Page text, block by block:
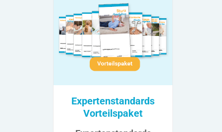
Expertenstandards
Vorteilspaket